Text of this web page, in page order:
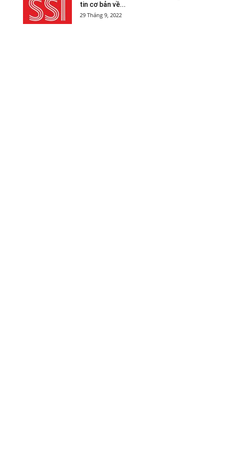
tin cơ bản về...
29 Tháng 9, 2022